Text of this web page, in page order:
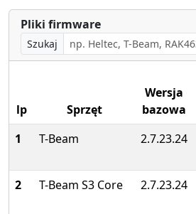
Pliki firmware
Szukaj
lp Sprzęt
Wersja
bazowa
1
T-Beam 2.7.23.24
2
T-Beam S3 Core 2.7.23.24